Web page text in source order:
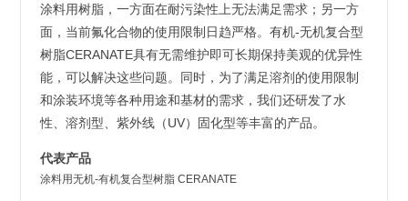
涂料用树脂，一方面在耐污染性上无法满足需求；另一方
面，当前氟化合物的使用限制日趋严格。有机-无机复合型
树脂CERANATE具有无需维护即可长期保持美观的优异性
能，可以解决这些问题。同时，为了满足溶剂的使用限制
和涂装环境等各种用途和基材的需求，我们还研发了水
性、溶剂型、紫外线（UV）固化型等丰富的产品。
代表产品
涂料用无机-有机复合型树脂 CERANATE